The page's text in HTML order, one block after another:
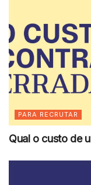
PARA RECRUTAR
Qual o custo de